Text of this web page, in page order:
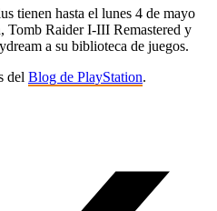
tienen hasta el lunes 4 de mayo
Tomb Raider I-III Remastered y
a su biblioteca de juegos.
del Blog de PlayStation.